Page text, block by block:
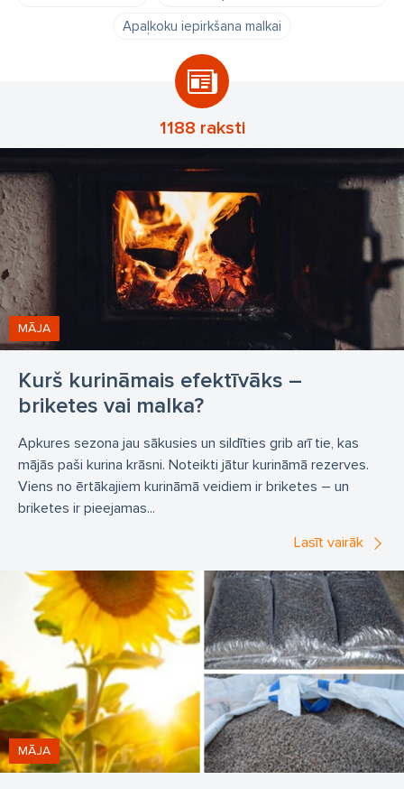
Apaļkoku iepirkšana malkai
1188 raksti
Kurš kurināmais efektīvāks –
briketes vai malka?
MĀJA
Apkures sezona jau sākusies un sildīties grib arī tie, kas
mājās paši kurina krāsni. Noteikti jātur kurināmā rezerves.
Viens no ērtākajiem kurināmā veidiem ir briketes – un
briketes ir pieejamas...
Lasīt vairāk
MĀJA